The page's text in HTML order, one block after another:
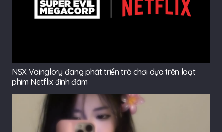
NSX Vainglory đang phát triển trò chơi dựa trên loạt
phim Netflix đình đám